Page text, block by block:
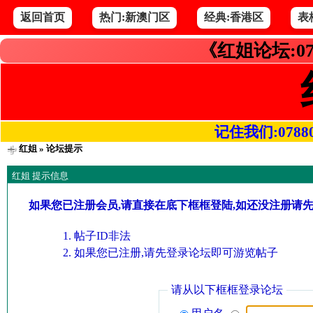
返回首页 热门:新澳门区 经典:香港区 表
《红姐论坛
记住我们
红姐» 论坛提示
红姐 提示信息
如果您已注册会员,请直接在底下框框登陆,如还没注册请
帖子ID非法
如果您已注册,请先登录论坛即可游览帖子
请从以下框框登录论坛